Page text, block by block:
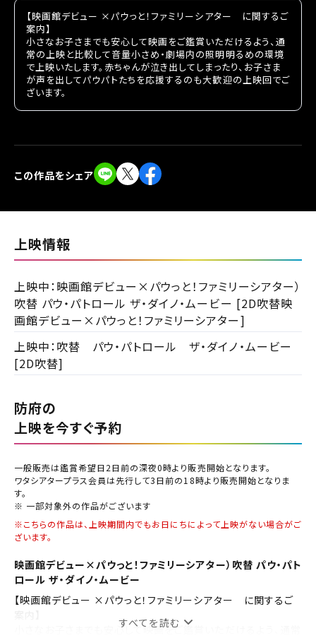
チケット購入
チケットの購入は下記リンクより、ご覧になりたい作品を選
択しご購入ください。
上映スケジュールを確認する
無料のワタシアターライト会員もあります。
予約を確認・変更する
チケットの予約状況の確認及び予約を変更したい場合は、
下記リンクよりご確認ください。
予約を確認する
北海道
東北
関東
北越
中部
近畿
中国・四国
【映画館デビュー ×パウっと！ファミリーシアター に関するご
案内】
小さなお子さまでも安心して映画をご鑑賞いただけるよう、通
常の上映と比較して音量小さめ・劇場内の照明明るめの環境
で上映いたします。赤ちゃんが泣き出してしまったり、お子さま
が声を出してパウパトたちを応援するのも大歓迎の上映回でご
ざいます。
この作品をシェア
上映情報
上映中：映画館デビュー×パウっと！ファミリーシアター）
吹替 パウ・パトロール ザ・ダイノ・ムービー [2D吹替映
画館デビュー×パウっと！ファミリーシアター]
上映中：吹替 パウ・パトロール ザ・ダイノ・ムービー
[2D吹替]
防府の
上映を今すぐ予約
一般販売は鑑賞希望日2日前の深夜0時より販売開始となります。
ワタシアタープラス会員は先行して3日前の18時より販売開始となりま
す。
※ 一部対象外の作品がございます
※こちらの作品は、上映期間内でもお日にちによって上映がない場合がご
ざいます。
映画館デビュー×パウっと！ファミリーシアター）吹替 パウ・パト
ロール ザ・ダイノ・ムービー
【映画館デビュー ×パウっと！ファミリーシアター に関するご
小さなお子さまでも安心して映画をご鑑賞いただけるよう、通常
すべてを読む
閉じる
劇場を変更すると、STEP2以降で選択いただいた情報は解除
されます。
変更しないで続ける 変更する
閉じる
上映日を変更すると、STEP3以降で選択いただいた情報は解
除されます。
変更しないで続ける 変更する
閉じる
みたい機能のご利用には
ワタシアター会員へのご登録が必要です。
ワタシアター会員へのログイン・ご登録はこちら